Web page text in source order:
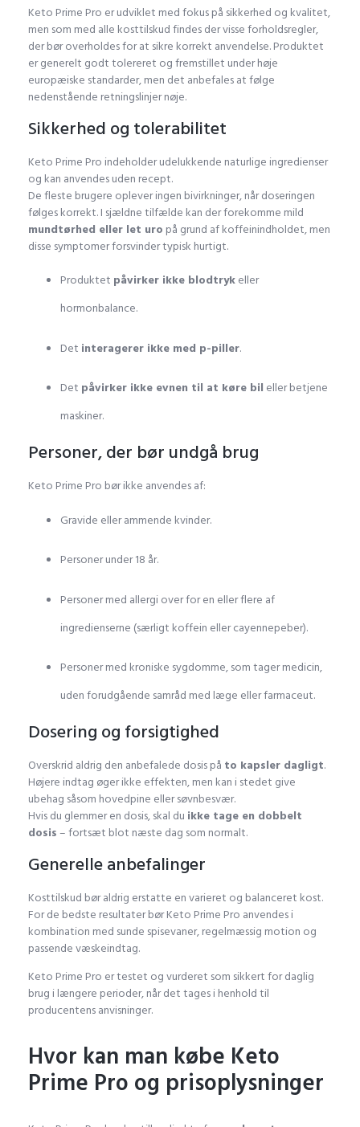
Keto Prime Pro er udviklet med fokus på sikkerhed og kvalitet,
men som med alle kosttilskud findes der visse forholdsregler,
der bør overholdes for at sikre korrekt anvendelse. Produktet
er generelt godt tolereret og fremstillet under høje
europæiske standarder, men det anbefales at følge
nedenstående retningslinjer nøje.
Sikkerhed og tolerabilitet
Keto Prime Pro indeholder udelukkende naturlige ingredienser
og kan anvendes uden recept.
De fleste brugere oplever ingen bivirkninger, når doseringen
følges korrekt. I sjældne tilfælde kan der forekomme mild
mundtørhed eller let uro på grund af koffeinindholdet, men
disse symptomer forsvinder typisk hurtigt.
Produktet påvirker ikke blodtrykeller
hormonbalance.
Det interagerer ikke med p-piller.
Det påvirker ikke evnen til at køre bil eller betjene
maskiner.
Personer, der bør undgå brug
Keto Prime Pro bør ikke anvendes af:
Gravide eller ammende kvinder.
Personer under 18 år.
Personer med allergi over for en eller flere af
ingredienserne (særligt koffein eller cayennepeber).
Personer med kroniske sygdomme, som tager medicin,
uden forudgående samråd med læge eller farmaceut.
Dosering og forsigtighed
Overskrid aldrig den anbefalede dosis på to kapsler dagligt.
Højere indtag øger ikke effekten, men kan i stedet give
ubehag såsom hovedpine eller søvnbesvær.
Hvis du glemmer en dosis, skal du ikke tage en dobbelt
dosis– fortsæt blot næste dag som normalt.
Generelle anbefalinger
Kosttilskud bør aldrig erstatte en varieret og balanceret kost.
For de bedste resultater bør Keto Prime Pro anvendes i
kombination med sunde spisevaner, regelmæssig motion og
passende væskeindtag.
Keto Prime Pro er testet og vurderet som sikkert for daglig
brug i længere perioder, når det tages i henhold til
producentens anvisninger.
Hvor kan man købe Keto
Prime Pro og prisoplysninger